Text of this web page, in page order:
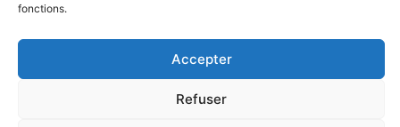
fonctions.
Accepter
Refuser
manière dont vous utilisez votre poêle joue un
rôle déterminant dans sa sécurité et sa